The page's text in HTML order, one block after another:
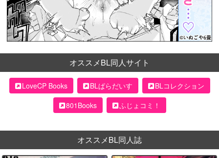
オススメBL同人サイト
LoveCP Books BLぱらだいす
BLコレクション
801Books
ふじょコミ！
オススメBL同人誌